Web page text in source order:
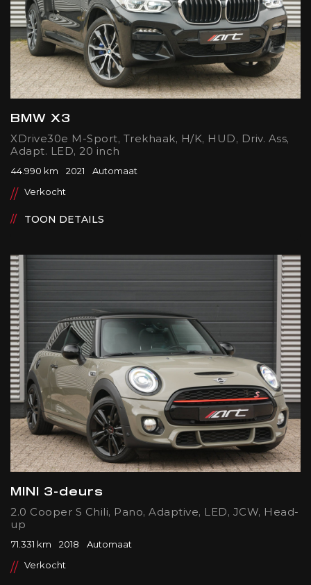
BMW X3
XDrive30e M-Sport, Trekhaak, H/K, HUD, Driv. Ass,
Adapt. LED, 20 inch
44.990 km 2021
Automaat
Verkocht
TOON DETAILS
MINI 3-deurs
2.0 Cooper S Chili, Pano, Adaptive, LED, JCW, Head-
up
71.331 km 2018
Automaat
Verkocht